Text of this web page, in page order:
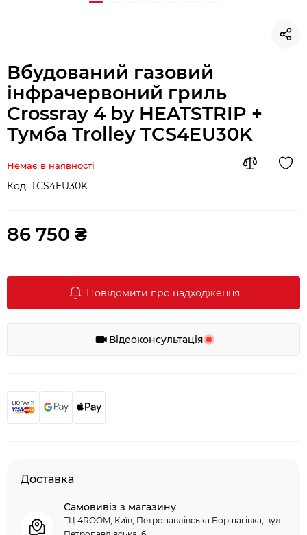
Вбудований газовий
інфрачервоний гриль
Crossray 4 by HEATSTRIP +
Тумба Trolley TCS4EU30K
Немає в наявності
Код: TCS4EU30K
86 750 ₴
Повідомити про надходження
Відеоконсультація
Доставка
Самовивіз з магазину
ТЦ 4ROOM, Київ, Петропавлівська Борщагівка, вул.